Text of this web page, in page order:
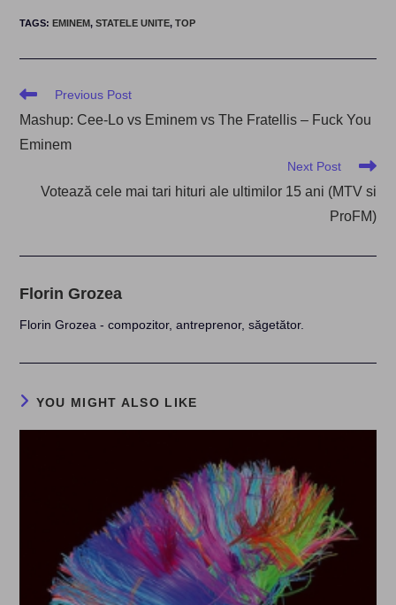
TAGS:EMINEM, STATELE UNITE, TOP
Read
articles
Previous Post
Mashup: Cee-Lo vs Eminem vs The Fratellis – Fuck You
Eminem
Next Post
Votează cele mai tari hituri ale ultimilor 15 ani (MTV si
ProFM)
Florin Grozea
Florin Grozea - compozitor, antreprenor, săgetător.
YOU MIGHT ALSO LIKE